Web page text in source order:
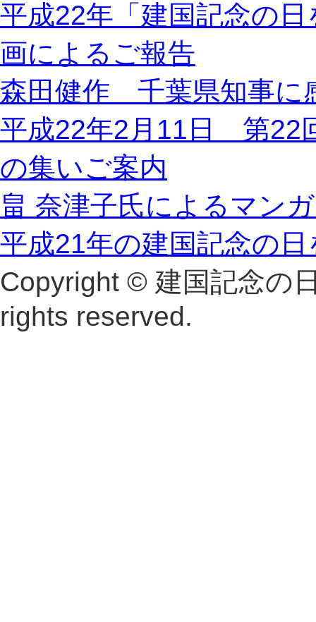
平成22年「建国記念の
画によるご報告
森田健作 千葉県知事に
平成22年2月11日 第22
の集いご案内
畠 奈津子氏によるマン
平成21年の建国記念の
Copyright © 建国記念の
rights reserved.